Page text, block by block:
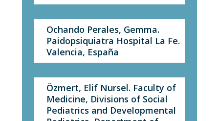
Ochando Perales, Gemma.
Paidopsiquiatra Hospital La Fe.
Valencia, España
Özmert, Elif Nursel. Faculty of
Medicine, Divisions of Social
Pediatrics and Developmental